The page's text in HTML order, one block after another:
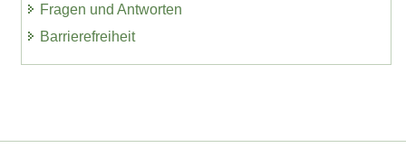
Fragen und Antworten
Barrierefreiheit